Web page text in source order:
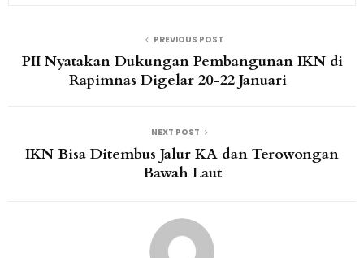
PREVIOUS POST
PII Nyatakan Dukungan Pembangunan IKN di
Rapimnas Digelar 20-22 Januari
NEXT POST
IKN Bisa Ditembus Jalur KA dan Terowongan
Bawah Laut